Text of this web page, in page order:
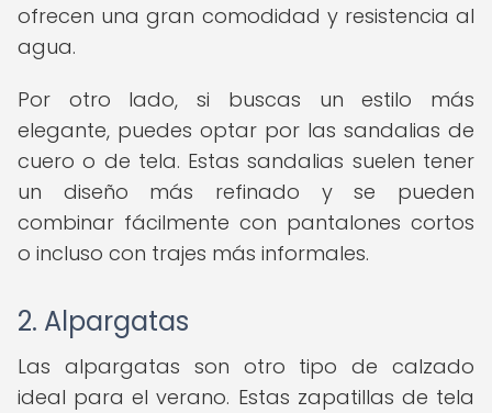
ofrecen una gran comodidad y resistencia al
agua.
Por otro lado, si buscas un estilo más
elegante, puedes optar por las sandalias de
cuero o de tela. Estas sandalias suelen tener
un diseño más refinado y se pueden
combinar fácilmente con pantalones cortos
o incluso con trajes más informales.
2. Alpargatas
Las alpargatas son otro tipo de calzado
ideal para el verano. Estas zapatillas de tela